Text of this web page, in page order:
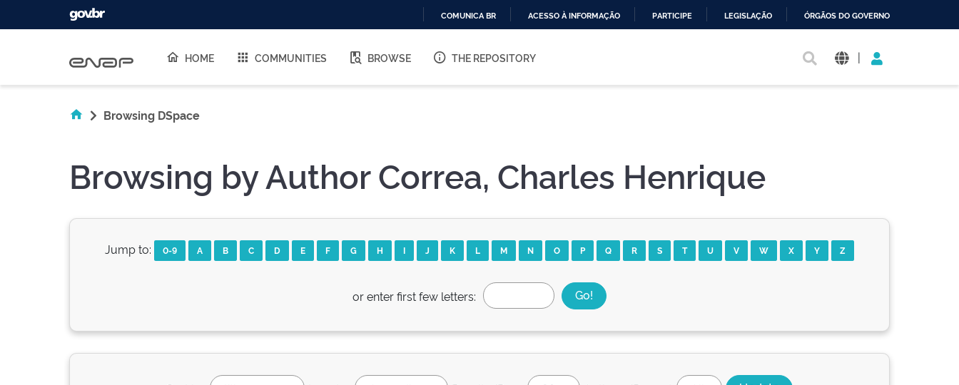
O
COMUNICA BR ACESSO À INFORMAÇÃO PARTICIPE LEGISLAÇÃO ÓRGÃOS DO GOVERNO
HOME COMMUNITIES BROWSE THE REPOSITORY |
Browsing DSpace
Browsing by Author Correa, Charles Henrique
Jump to: 0-9 A B C D E F G H I J K L M N O P Q R S T U V W X Y Z
or enter first few letters: